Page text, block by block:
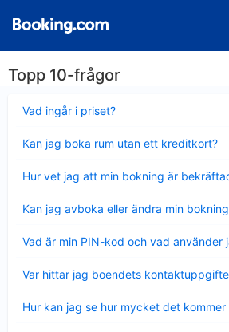
Topp 10-frågor
Vad ingår i priset?
mindre
Kan jag boka rum utan ett kreditkort?
mindre
Hur vet jag att min bokning är
mindre
Kan jag avboka eller ändra min
mindre
Vad är min PIN-kod och vad använder
mindre
Var hittar jag boendets
mindre
Hur kan jag se hur mycket det
mindre